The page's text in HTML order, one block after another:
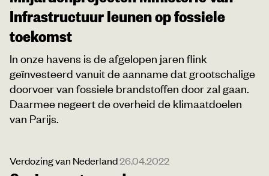
Infrastructuur leunen op fossiele
toekomst
In onze havens is de afgelopen jaren flink
geïnvesteerd vanuit de aanname dat grootschalige
doorvoer van fossiele brandstoffen door zal gaan.
Daarmee negeert de overheid de klimaatdoelen
van Parijs.
Verdozing van Nederland26.04.2022